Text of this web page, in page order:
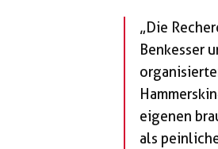
„Die
Benkesser
eigenen
als